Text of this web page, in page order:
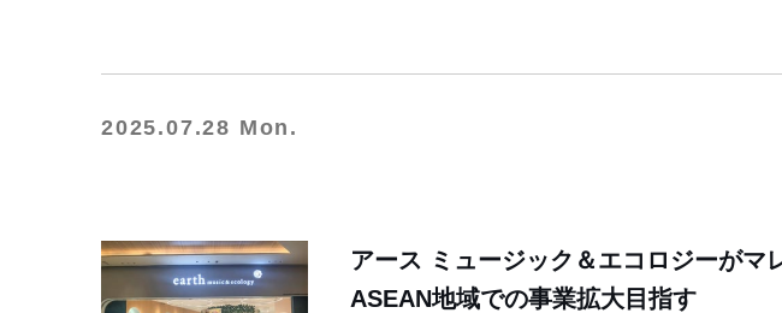
2025.07.28 Mon.
アース ミュージック＆エコロジーが
ASEAN地域での事業拡大目指す